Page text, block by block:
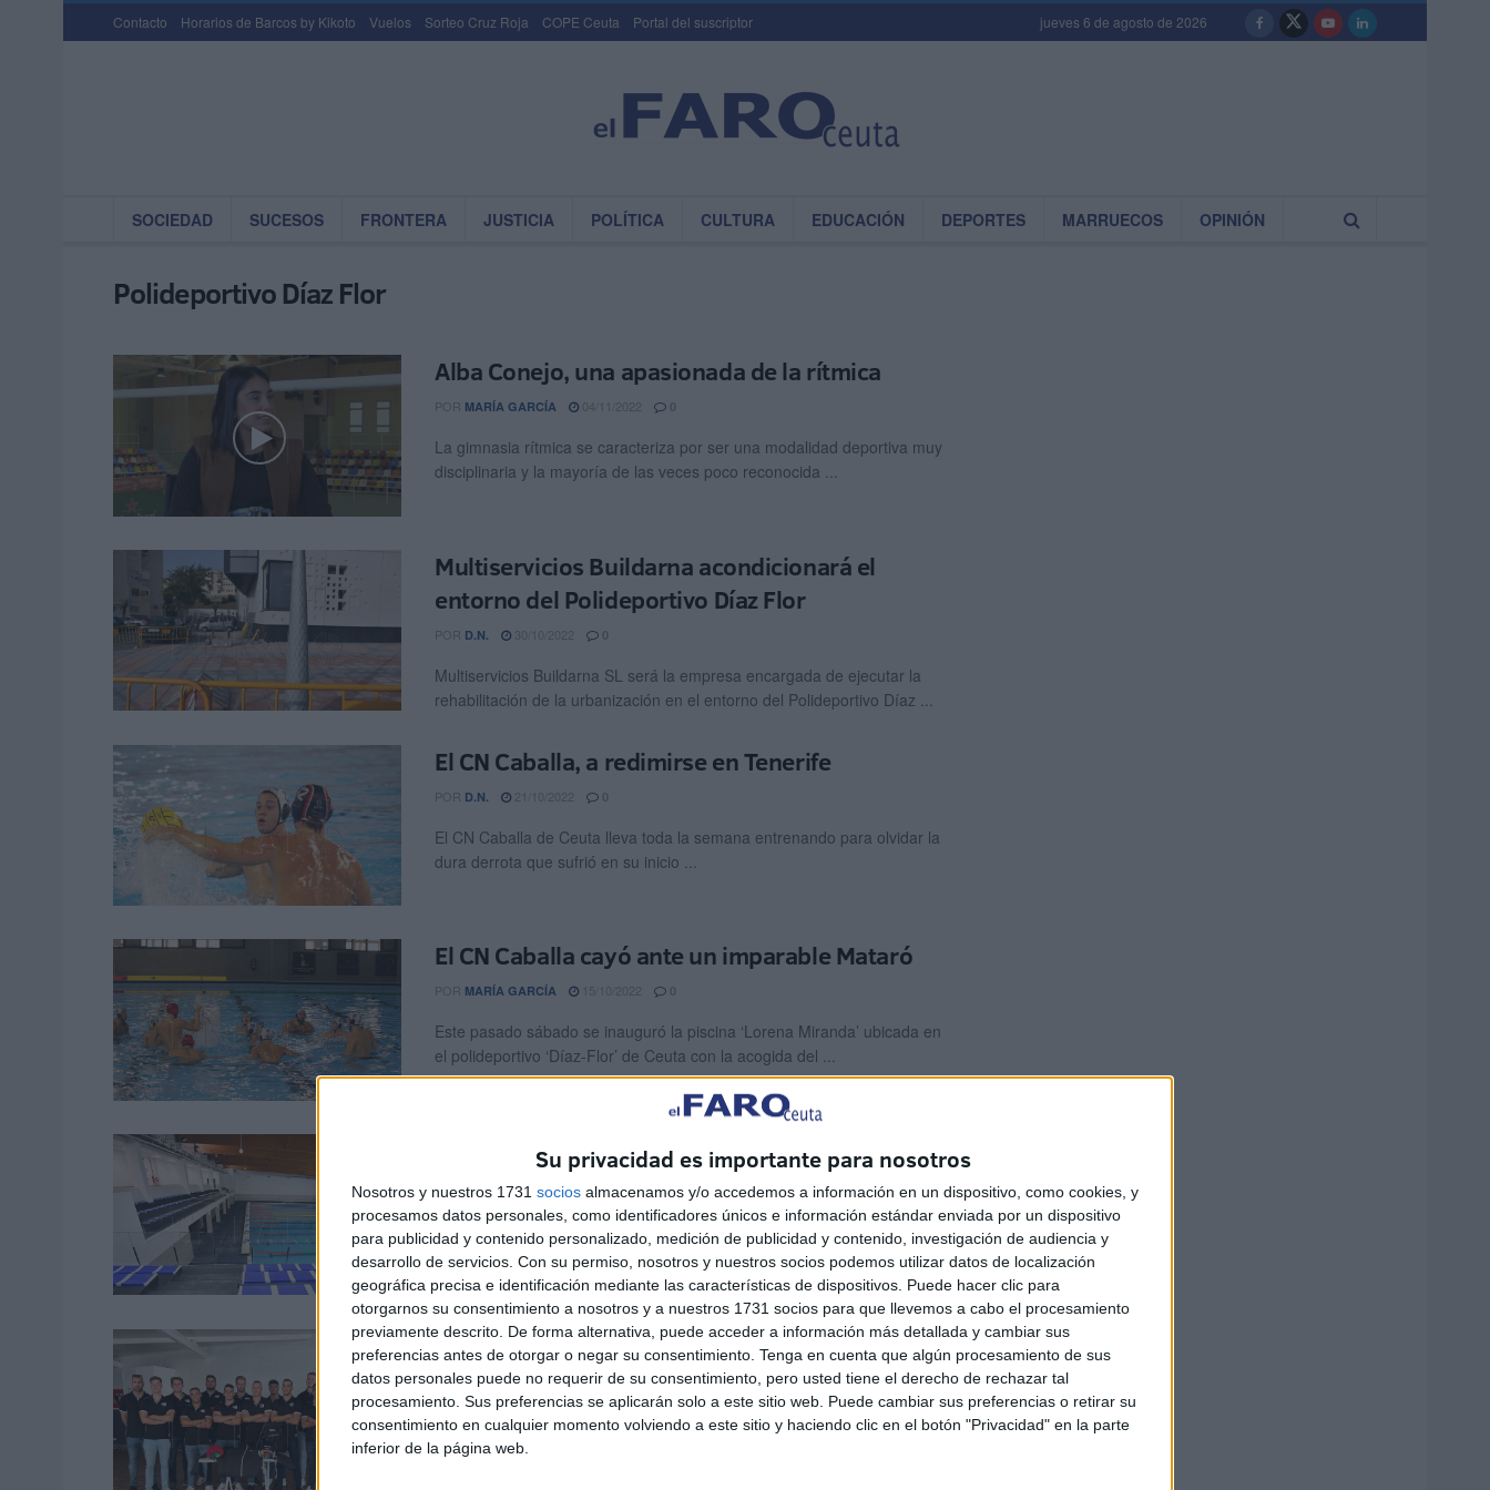
Su privacidad es importante para nosotros
Nosotros y nuestros 1731 socios almacenamos y/o accedemos a información en un dispositivo, como cookies, y
procesamos datos personales, como identificadores únicos e información estándar enviada por un dispositivo
para publicidad y contenido personalizado, medición de publicidad y contenido, investigación de audiencia y
desarrollo de servicios. Con su permiso, nosotros y nuestros socios podemos utilizar datos de localización
geográfica precisa e identificación mediante las características de dispositivos. Puede hacer clic para
otorgarnos su consentimiento a nosotros y a nuestros 1731 socios para que llevemos a cabo el procesamiento
previamente descrito. De forma alternativa, puede acceder a información más detallada y cambiar sus
preferencias antes de otorgar o negar su consentimiento. Tenga en cuenta que algún procesamiento de sus
datos personales puede no requerir de su consentimiento, pero usted tiene el derecho de rechazar tal
procesamiento. Sus preferencias se aplicarán solo a este sitio web. Puede cambiar sus preferencias o retirar su
consentimiento en cualquier momento volviendo a este sitio y haciendo clic en el botón "Privacidad" en la parte
inferior de la página web.
Contacto Horarios de Barcos by Kikoto Vuelos Sorteo Cruz Roja COPE Ceuta Portal del suscriptor jueves 6 de agosto de 2026
SOCIEDAD SUCESOS FRONTERA JUSTICIA POLÍTICA CULTURA EDUCACIÓN DEPORTES MARRUECOS OPINIÓN
Polideportivo Díaz Flor
Alba Conejo, una apasionada de la rítmica
POR MARÍA GARCÍA 0
La gimnasia rítmica se caracteriza por ser una modalidad deportiva muy
disciplinaria y la mayoría de las veces poco reconocida ...
Multiservicios Buildarna acondicionará el
entorno del Polideportivo Díaz Flor
POR D.N. 0
Multiservicios Buildarna SL será la empresa encargada de ejecutar la
rehabilitación de la urbanización en el entorno del Polideportivo Díaz ...
El CN Caballa, a redimirse en Tenerife
POR D.N. 0
El CN Caballa de Ceuta lleva toda la semana entrenando para olvidar la
dura derrota que sufrió en su inicio ...
El CN Caballa cayó ante un imparable Mataró
POR MARÍA GARCÍA 0
Este pasado sábado se inauguró la piscina ‘Lorena Miranda’ ubicada en
el polideportivo ‘Díaz-Flor’ de Ceuta con la acogida del ...
El CN Caballa se estrena en la máxima
categoría del waterpolo
POR D.N. 15/10/2022 0
El CN Caballa de Ceuta debutará en la máxima categoría del Waterpolo
Español este sábado, a partir de las 17:00 ...
El CN Caballa presenta a su equipo de forma
oficial
MARÍA GARCÍA 12/10/2022
Este miércoles el CN Caballa se entrenó en la piscina del mismo club,